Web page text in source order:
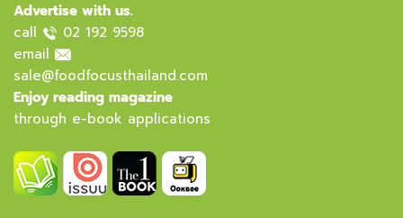
Advertise with us.
call
02 192 9598
email
sale@foodfocusthailand.com
Enjoy reading magazine
through e-book applications